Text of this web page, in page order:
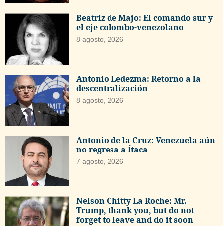
Beatriz de Majo: El comando sur y
el eje colombo-venezolano
8 agosto, 2026
Antonio Ledezma: Retorno a la
descentralización
8 agosto, 2026
Antonio de la Cruz: Venezuela aún
no regresa a Ítaca
7 agosto, 2026
Nelson Chitty La Roche: Mr.
Trump, thank you, but do not
forget to leave and do it soon